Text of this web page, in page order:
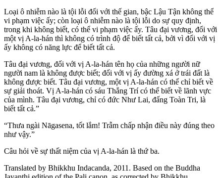
Loại ô nhiễm nào là tội lỗi đối với thế gian, bậc Lậu Tận không thể
vi phạm việc ấy; còn loại ô nhiễm nào là tội lỗi do sự quy định,
trong khi không biết, có thể vi phạm việc ấy. Tâu đại vương, đối với
một vị A-la-hán thì không có trình độ để biết tất cả, bởi vì đối với vị
ấy không có năng lực để biết tất cả.
Tâu đại vương, đối với vị A-la-hán tên họ của những người nữ
người nam là không được biết; đối với vị ấy đường xá ở trái đất là
không được biết. Tâu đại vương, một vị A-la-hán có thể chỉ biết về
sự giải thoát. Vị A-la-hán có sáu Thắng Trí có thể biết về lãnh vực
của mình. Tâu đại vương, chỉ có đức Như Lai, đấng Toàn Tri, là
biết tất cả.”
“Thưa ngài Nāgasena, tốt lắm! Trẫm chấp nhận điều này đúng theo
như vậy.”
Câu hỏi về sự thất niệm của vị A-la-hán là thứ ba.
Translated by Bhikkhu Indacanda, 2011. Based on the Buddha